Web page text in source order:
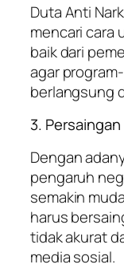
Duta Anti
mencari cara
baik dari
agar
berlangsung
3.
Dengan
pengaruh
semakin
harus
tidak akurat
media sosial.